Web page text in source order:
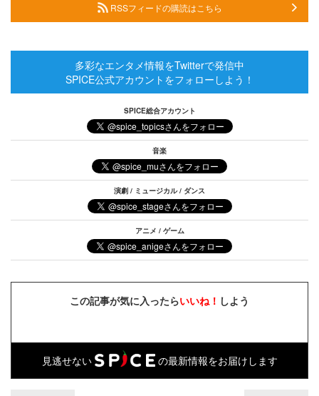
RSSフィードの購読はこちら
多彩なエンタメ情報をTwitterで発信中
SPICE公式アカウントをフォローしよう！
SPICE総合アカウント
音楽
演劇 / ミュージカル / ダンス
アニメ / ゲーム
この記事が気に入ったらいいね！ しよう
見逃せない の最新情報をお届けします